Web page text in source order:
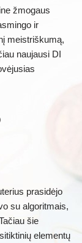
žmogaus
ir
meistriškumą,
naujausi DI
prasidėjo
su algoritmais,
šie
elementų